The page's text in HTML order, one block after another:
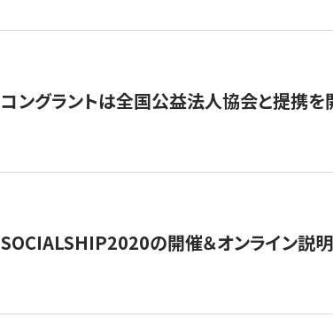
コングラントは全国公益法人協会と提携を
SOCIALSHIP2020の開催＆オンライン説